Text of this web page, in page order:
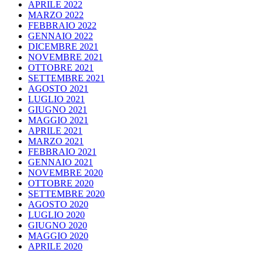
APRILE 2022
MARZO 2022
FEBBRAIO 2022
GENNAIO 2022
DICEMBRE 2021
NOVEMBRE 2021
OTTOBRE 2021
SETTEMBRE 2021
AGOSTO 2021
LUGLIO 2021
GIUGNO 2021
MAGGIO 2021
APRILE 2021
MARZO 2021
FEBBRAIO 2021
GENNAIO 2021
NOVEMBRE 2020
OTTOBRE 2020
SETTEMBRE 2020
AGOSTO 2020
LUGLIO 2020
GIUGNO 2020
MAGGIO 2020
APRILE 2020